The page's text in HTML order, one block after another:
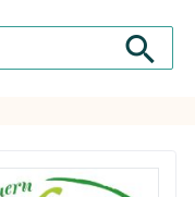
Wein, Fleisch, Keramik,
Suche